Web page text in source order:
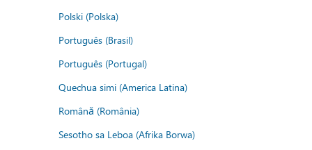
Polski (Polska)
Português (Brasil)
Português (Portugal)
Quechua simi (America Latina)
Română (România)
Sesotho sa Leboa (Afrika Borwa)